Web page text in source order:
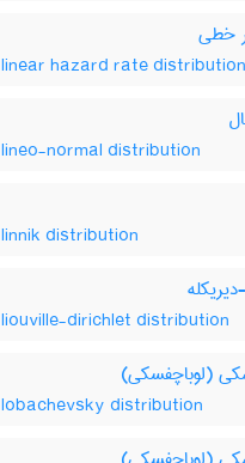
خطی
linear hazard rate distribution
lineo-normal distribution
linnik distribution
liouville-dirichlet distribution
(لوباچفسکی)
lobachevsky distribution